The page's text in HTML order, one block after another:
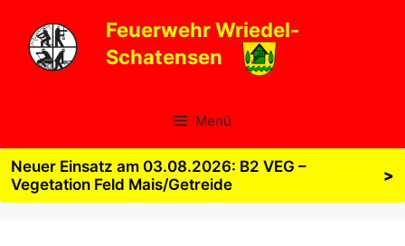
Inhalt
springen
Feuerwehr Wriedel-
Schatensen
Menü
Neuer Einsatz am 03.08.2026: B2 VEG –
Vegetation Feld Mais/Getreide
>